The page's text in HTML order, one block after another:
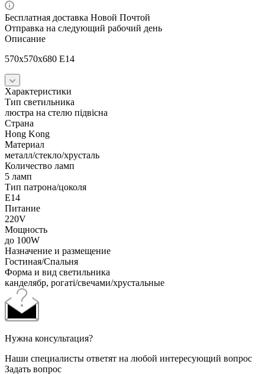
Бесплатная доставка Новой Почтой
Отправка на следующий рабочий день
Описание
570x570x680 E14
Характеристики
Тип светильника
люстра на стелю підвісна
Страна
Hong Kong
Материал
металл/стекло/хрусталь
Количество ламп
5 ламп
Тип патрона/цоколя
E14
Питание
220V
Мощность
до 100W
Назначение и размещение
Гостиная/Спальня
Форма и вид светильника
канделябр, рогаті/свечами/хрустальные
Нужна консультация?
Наши специалисты ответят на любой интересующий вопрос
Задать вопрос